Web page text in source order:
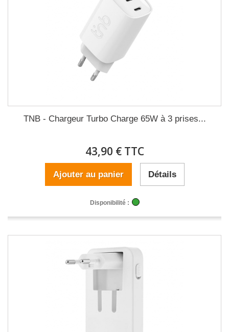
TNB - Chargeur Turbo Charge 65W à 3 prises...
43,90 € TTC
Ajouter au panier Détails
Disponibilité :